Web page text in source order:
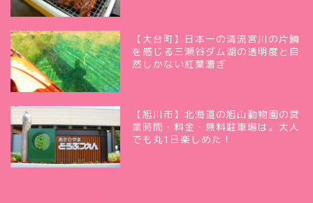
【大台町】日本一の清流宮川の片鱗
を感じる三瀬谷ダム湖の透明度と自
然しかない紅葉漕ぎ
【旭川市】北海道の旭山動物園の営
業時間・料金・無料駐車場は。大人
でも丸1日楽しめた！